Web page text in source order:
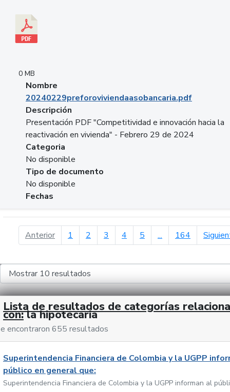
0 MB
Nombre
20240229preforoviviendaasobancaria.pdf
Descripción
Presentación PDF "Competitividad e innovación hacia la
reactivación en vivienda" - Febrero 29 de 2024
Categoria
No disponible
Tipo de documento
No disponible
Fechas
Anteriorpágina anterior
1 2 3 4 5 ... 164
Lista de resultados de categorías
con: la hipotecaria
encontraron 655 resultados
Superintendencia Financiera de Colombia y la UGPP
público en general que:
Superintendencia Financiera de Colombia y la UGPP informan al